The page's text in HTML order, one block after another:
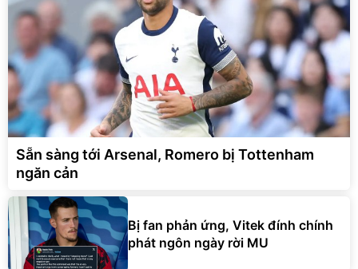
Sẵn sàng tới Arsenal, Romero bị Tottenham
ngăn cản
Bị fan phản ứng, Vitek đính chính
phát ngôn ngày rời MU